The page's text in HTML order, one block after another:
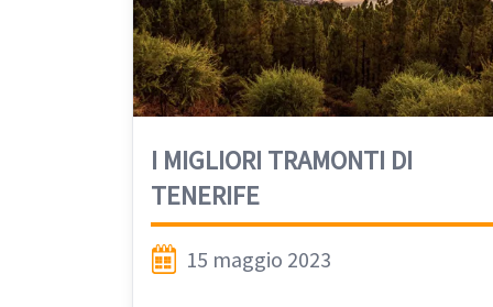
I MIGLIORI TRAMONTI DI
TENERIFE
15 maggio 2023